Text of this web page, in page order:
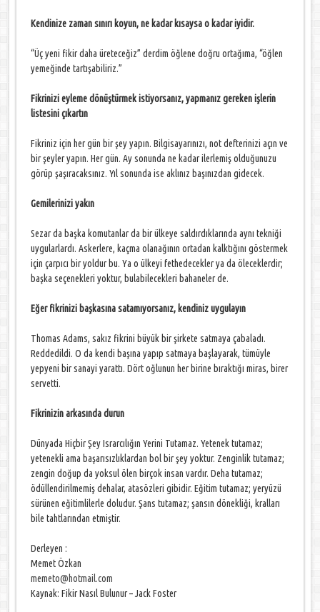
Kendinize zaman sınırı koyun, ne kadar kısaysa o kadar iyidir.
“Üç yeni fikir daha üreteceğiz” derdim öğlene doğru ortağıma, “öğlen
yemeğinde tartışabiliriz.”
Fikrinizi eyleme dönüştürmek istiyorsanız, yapmanız gereken işlerin
listesini çıkartın
Fikriniz için her gün bir şey yapın. Bilgisayarınızı, not defterinizi açın ve
bir şeyler yapın. Her gün. Ay sonunda ne kadar ilerlemiş olduğunuzu
görüp şaşıracaksınız. Yıl sonunda ise aklınız başınızdan gidecek.
Gemilerinizi yakın
Sezar da başka komutanlar da bir ülkeye saldırdıklarında aynı tekniği
uygularlardı. Askerlere, kaçma olanağının ortadan kalktığını göstermek
için çarpıcı bir yoldur bu. Ya o ülkeyi fethedecekler ya da öleceklerdir;
başka seçenekleri yoktur, bulabilecekleri bahaneler de.
Eğer fikrinizi başkasına satamıyorsanız, kendiniz uygulayın
Thomas Adams, sakız fikrini büyük bir şirkete satmaya çabaladı.
Reddedildi. O da kendi başına yapıp satmaya başlayarak, tümüyle
yepyeni bir sanayi yarattı. Dört oğlunun her birine bıraktığı miras, birer
servetti.
Fikrinizin arkasında durun
Dünyada Hiçbir Şey Israrcılığın Yerini Tutamaz. Yetenek tutamaz;
yetenekli ama başarısızlıklardan bol bir şey yoktur. Zenginlik tutamaz;
zengin doğup da yoksul ölen birçok insan vardır. Deha tutamaz;
ödüllendirilmemiş dehalar, atasözleri gibidir. Eğitim tutamaz; yeryüzü
sürünen eğitimlilerle doludur. Şans tutamaz; şansın dönekliği, kralları
bile tahtlarından etmiştir.
Derleyen :
Memet Özkan
memeto@hotmail.com
Kaynak: Fikir Nasıl Bulunur – Jack Foster